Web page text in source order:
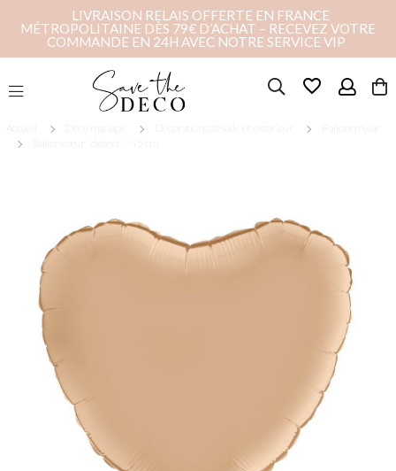
LIVRAISON RELAIS OFFERTE EN FRANCE
MÉTROPOLITAINE DÈS 79€ D’ACHAT – RECEVEZ VOTRE
COMMANDE EN 24H AVEC NOTRE SERVICE VIP
favorite_border
Accueil Déco mariage Décorations de salle et extérieur